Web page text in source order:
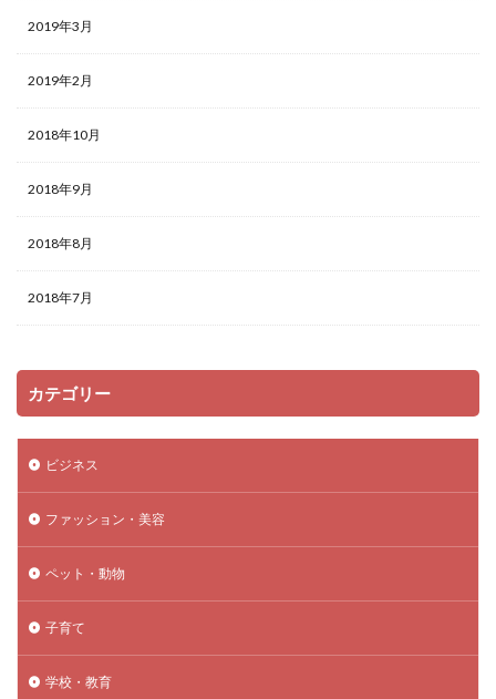
2019年3月
2019年2月
2018年10月
2018年9月
2018年8月
2018年7月
カテゴリー
ビジネス
ファッション・美容
ペット・動物
子育て
学校・教育